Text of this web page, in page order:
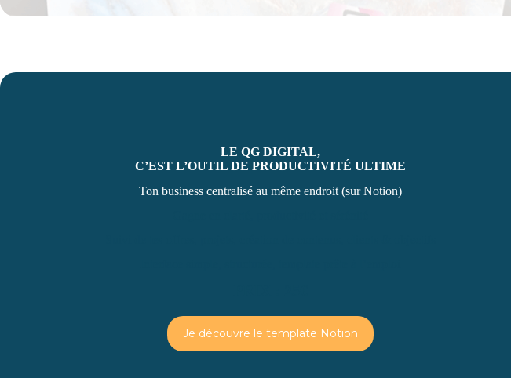
LE QG DIGITAL,
C’EST L’OUTIL DE PRODUCTIVITÉ ULTIME
Ton business centralisé au même endroit (sur Notion)
Je découvre le template Notion